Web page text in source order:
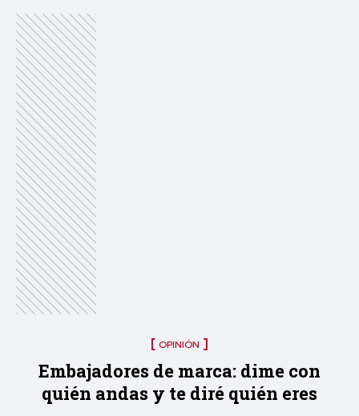
OPINIÓN
Embajadores de marca: dime con
quién andas y te diré quién eres